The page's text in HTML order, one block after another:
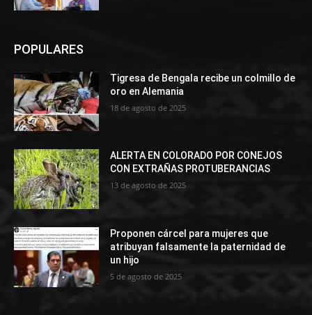
POPULARES
Tigresa de Bengala recibe un colmillo de
oro en Alemania
18 de agosto de 2025
ALERTA EN COLORADO POR CONEJOS
CON EXTRAÑAS PROTUBERANCIAS
13 de agosto de 2025
Proponen cárcel para mujeres que
atribuyan falsamente la paternidad de
un hijo
5 de agosto de 2025